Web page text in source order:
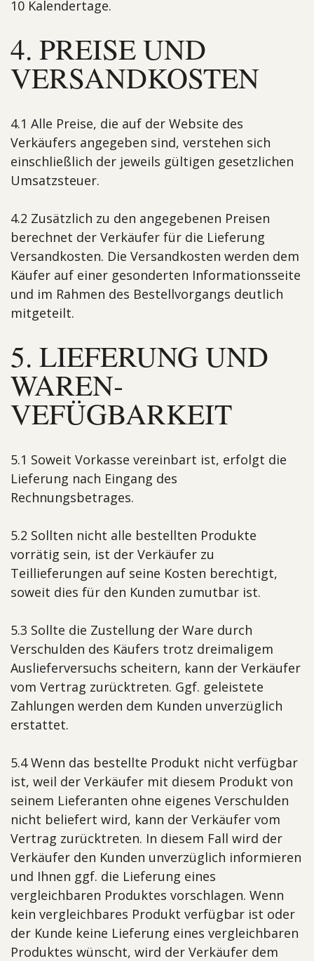
10 Kalendertage.
4. PREISE UND
VERSAND­KOSTEN
4.1 Alle Preise, die auf der Website des
Verkäufers angegeben sind, verstehen sich
einschließlich der jeweils gültigen gesetzlichen
Umsatzsteuer.
4.2 Zusätzlich zu den angegebenen Preisen
berechnet der Verkäufer für die Lieferung
Versandkosten. Die Versandkosten werden dem
Käufer auf einer gesonderten Informationsseite
und im Rahmen des Bestellvorgangs deutlich
mitgeteilt.
5. LIEFERUNG UND
WAREN­
VEFÜGBARKEIT
5.1 Soweit Vorkasse vereinbart ist, erfolgt die
Lieferung nach Eingang des
Rechnungsbetrages.
5.2 Sollten nicht alle bestellten Produkte
vorrätig sein, ist der Verkäufer zu
Teillieferungen auf seine Kosten berechtigt,
soweit dies für den Kunden zumutbar ist.
5.3 Sollte die Zustellung der Ware durch
Verschulden des Käufers trotz dreimaligem
Auslieferversuchs scheitern, kann der Verkäufer
vom Vertrag zurücktreten. Ggf. geleistete
Zahlungen werden dem Kunden unverzüglich
erstattet.
5.4 Wenn das bestellte Produkt nicht verfügbar
ist, weil der Verkäufer mit diesem Produkt von
seinem Lieferanten ohne eigenes Verschulden
nicht beliefert wird, kann der Verkäufer vom
Vertrag zurücktreten. In diesem Fall wird der
Verkäufer den Kunden unverzüglich informieren
und Ihnen ggf. die Lieferung eines
vergleichbaren Produktes vorschlagen. Wenn
kein vergleichbares Produkt verfügbar ist oder
der Kunde keine Lieferung eines vergleichbaren
Produktes wünscht, wird der Verkäufer dem